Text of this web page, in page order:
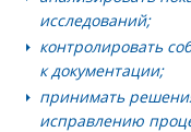
исследований;
контролировать
к документации;
принимать
исправлению